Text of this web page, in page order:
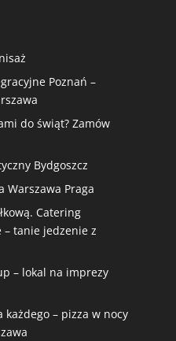
Poznań –
do świąt? Zamów
Bydgoszcz
Warszawa Praga
Catering
– tanie jedzenie z
– lokal na imprezy
każdego – pizza w nocy